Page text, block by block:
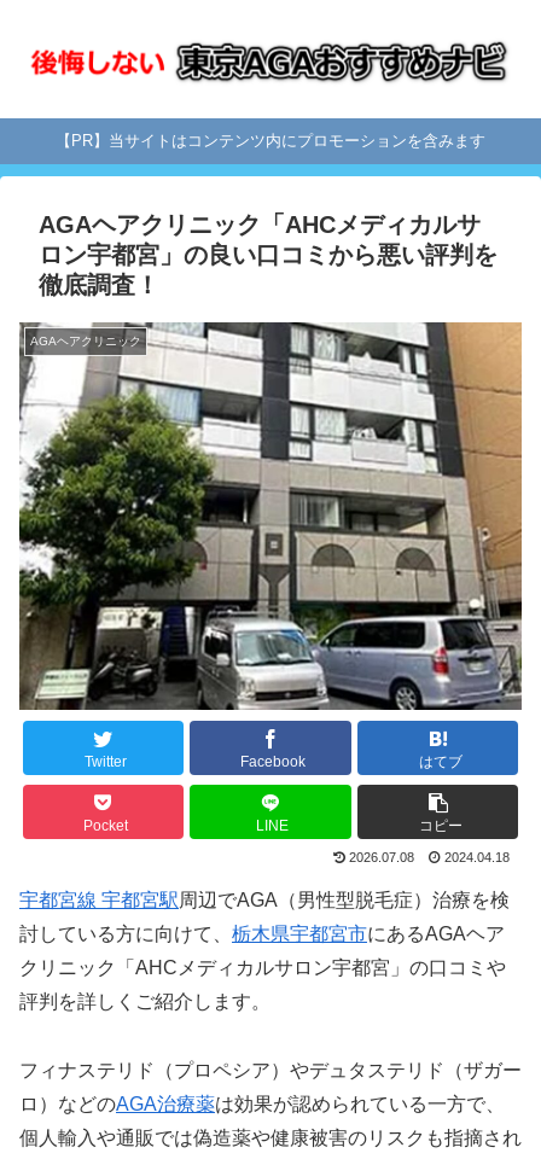
【PR】当サイトはコンテンツ内にプロモーションを含みます
AGAヘアクリニック「AHCメディカルサ
ロン宇都宮」の良い口コミから悪い評判を
徹底調査！
AGAヘアクリニック
Twitter Facebook はてブ
Pocket LINE コピー
2026.07.08 2024.04.18
宇都宮線 宇都宮駅周辺でAGA（男性型脱毛症）治療を検
討している方に向けて、 栃木県宇都宮市にあるAGAヘア
クリニック「AHCメディカルサロン宇都宮」の口コミや
評判を詳しくご紹介します。
フィナステリド（プロペシア）やデュタステリド（ザガー
ロ）などのAGA治療薬は効果が認められている一方で、
個人輸入や通販では偽造薬や健康被害のリスクも指摘され